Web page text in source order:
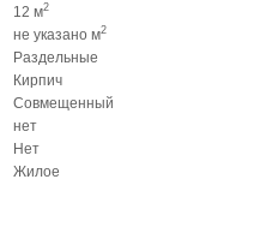
12 м2
не указано м2
Раздельные
Кирпич
Совмещенный
нет
Нет
Жилое